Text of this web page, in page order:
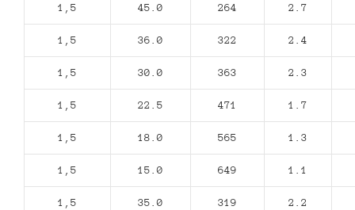
1,5 45.0 264 2.7
1,5 36.0 322 2.4
1,5 30.0 363 2.3
1,5 22.5 471 1.7
1,5 18.0 565 1.3
1,5 15.0 649 1.1
1,5 35.0 319 2.2